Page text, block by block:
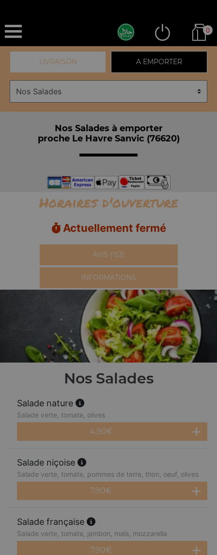
0
LIVRAISON A EMPORTER
Nos Salades à emporter
proche Le Havre Sanvic (76620)
Horaires d'ouverture
Actuellement fermé
AVIS (153)
INFORMATIONS
Nos Salades
Salade nature
Salade verte, tomate, olives
4.90€
Salade niçoise
Salade verte, tomate, pommes de terre, thon, oeuf, olives
7.90€
Salade française
Salade verte, tomate, jambon, maïs, mozzarella
7.90€